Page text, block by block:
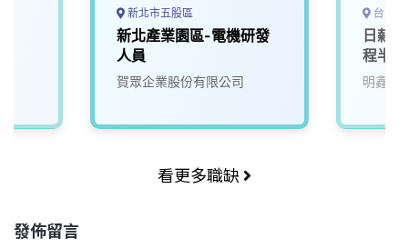
新北市五股區
新北產業園區-電機研發
人員
賀眾企業股份有限公司
台中
日薪
程半
園區)-
明鑫科
看更多職缺
發佈留言